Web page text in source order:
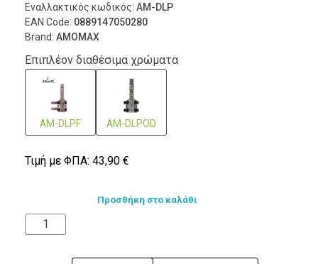
Εναλλακτικός κωδικός: AM-DLP
EAN Code: 0889147050280
Brand: AMOMAX
Επιπλέον διαθέσιμα χρώματα
AM-DLPF AM-DLPOD
Τιμή με ΦΠΑ: 43,90 €
Προσθήκη στο καλάθι